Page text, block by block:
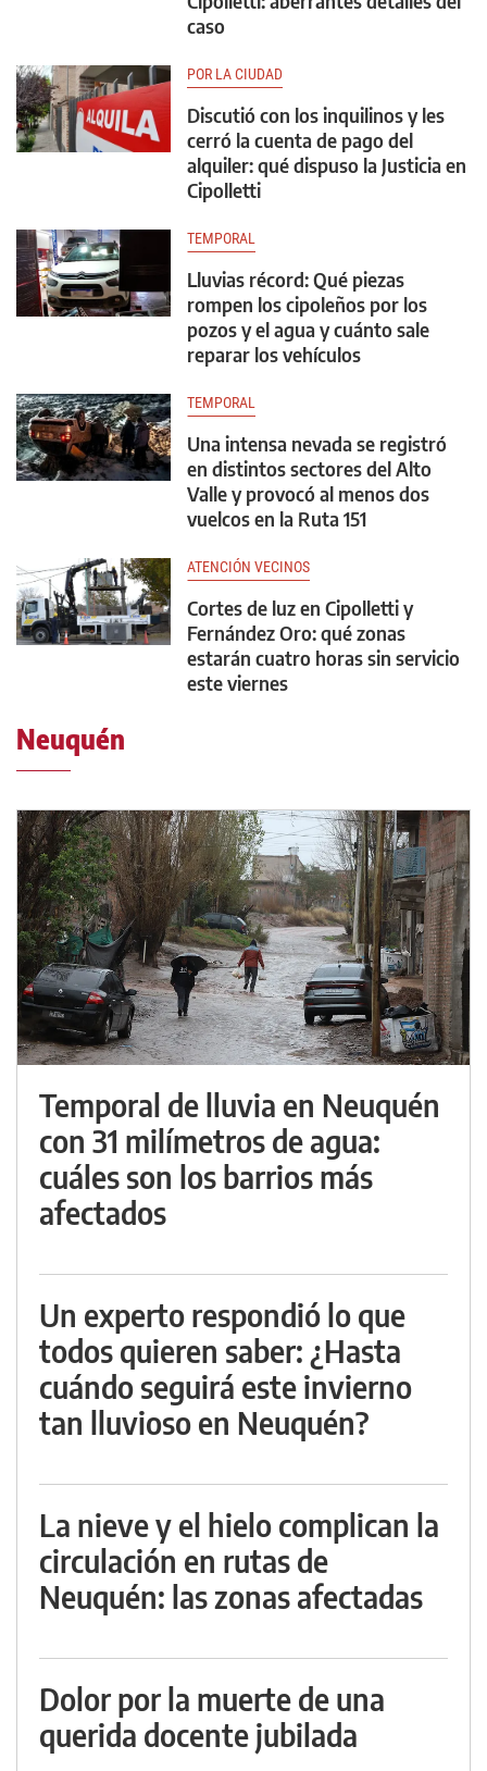
caso
POR LA CIUDAD
Discutió con los inquilinos y les
cerró la cuenta de pago del
alquiler: qué dispuso la Justicia en
Cipolletti
TEMPORAL
Lluvias récord: Qué piezas
rompen los cipoleños por los
pozos y el agua y cuánto sale
reparar los vehículos
TEMPORAL
Una intensa nevada se registró
en distintos sectores del Alto
Valle y provocó al menos dos
vuelcos en la Ruta 151
ATENCIÓN VECINOS
Cortes de luz en Cipolletti y
Fernández Oro: qué zonas
estarán cuatro horas sin servicio
este viernes
Neuquén
Temporal de lluvia en Neuquén
con 31 milímetros de agua:
cuáles son los barrios más
afectados
Un experto respondió lo que
todos quieren saber: ¿Hasta
cuándo seguirá este invierno
tan lluvioso en Neuquén?
La nieve y el hielo complican la
circulación en rutas de
Neuquén: las zonas afectadas
Dolor por la muerte de una
querida docente jubilada